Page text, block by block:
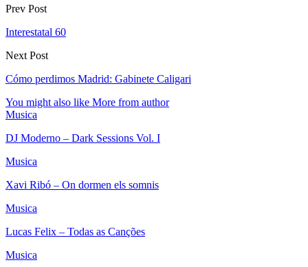
Prev Post
Interestatal 60
Next Post
Cómo perdimos Madrid: Gabinete Caligari
You might also like More from author
Musica
DJ Moderno – Dark Sessions Vol. I
Musica
Xavi Ribó – On dormen els somnis
Musica
Lucas Felix – Todas as Canções
Musica